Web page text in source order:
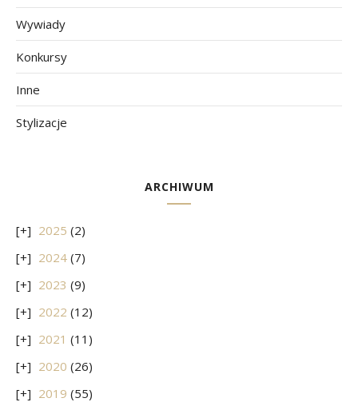
Wywiady
Konkursy
Inne
Stylizacje
ARCHIWUM
2025 (2)
2024 (7)
2023 (9)
2022 (12)
2021 (11)
2020 (26)
2019 (55)